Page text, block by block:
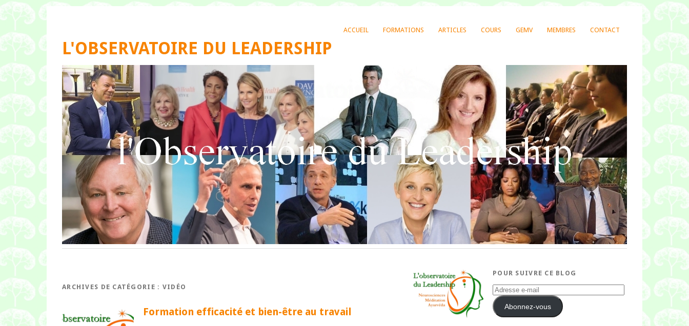
ACCUEIL FORMATIONS ARTICLES COURS GEMV MEMBRES CONTACT
L'OBSERVATOIRE DU LEADERSHIP
ARCHIVES DE CATÉGORIE : VIDÉO
Formation efficacité et bien-être au travail
POUR SUIVRE CE BLOG
Adresse
e-
mail Abonnez-vous